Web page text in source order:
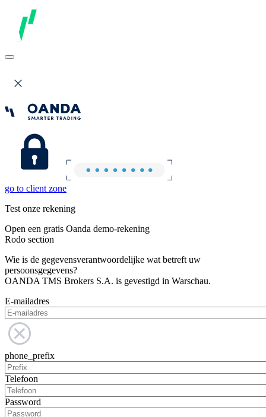
go to client zone
Test onze rekening
Open een gratis Oanda demo-rekening
Rodo section
Wie is de gegevensverantwoordelijke wat betreft uw
persoonsgegevens?
OANDA TMS Brokers S.A. is gevestigd in Warschau.
E-mailadres
phone_prefix
Telefoon
Password